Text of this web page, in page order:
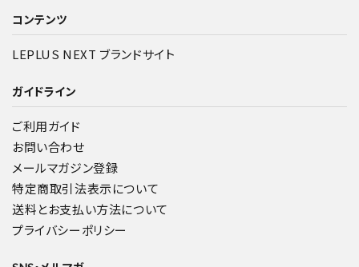
コンテンツ
LEPLUS NEXT ブランドサイト
ガイドライン
ご利用ガイド
お問い合わせ
メールマガジン登録
特定商取引法表示について
送料とお支払い方法について
プライバシーポリシー